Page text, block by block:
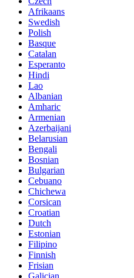
Afrikaans
Swedish
Polish
Basque
Catalan
Esperanto
Hindi
Lao
Albanian
Amharic
Armenian
Azerbaijani
Belarusian
Bengali
Bosnian
Bulgarian
Cebuano
Chichewa
Corsican
Croatian
Dutch
Estonian
Filipino
Finnish
Frisian
Galician